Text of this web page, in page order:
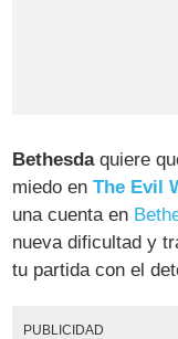
Bethesdaquiere
miedo enThe Evil
una cuenta en
nueva dificultad y
tu partida con el
PUBLICIDAD